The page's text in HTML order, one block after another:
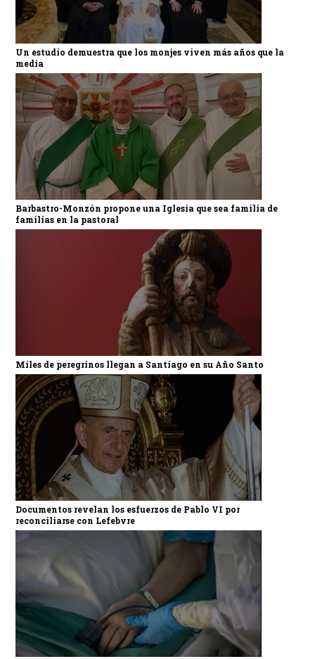
Un estudio demuestra que los monjes viven más años que la
media
Barbastro-Monzón propone una Iglesia que sea familia de
familias en la pastoral
Miles de peregrinos llegan a Santiago en su Año Santo
Documentos revelan los esfuerzos de Pablo VI por
reconciliarse con Lefebvre